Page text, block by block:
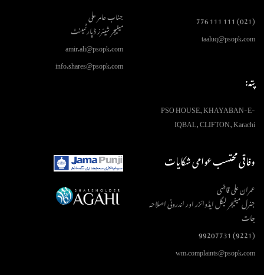
(021) 111 111 776
taaluq@psopk.com
پتہ:
PSO HOUSE, KHAYABAN-E-
IQBAL, CLIFTON, Karachi
جناب عامر علی
مینیجر شیئرز ڈپارٹمینٹ
amir.ali@psopk.com
info.shares@psopk.com
وفاقی محتسب عوامی شکایات
عمران علی قاضی
جنرل مینیجر لیگل ایڈوائزر اور اندرونی اصلاحہ
جات
(9221) 99207731
wm.complaints@psopk.com